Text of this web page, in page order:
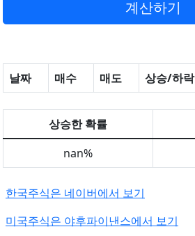
날짜 매수 매도 상승/하락
상승한 확률
nan%
한국주식은 네이버에서 보기
미국주식은 야후파이낸스에서 보기